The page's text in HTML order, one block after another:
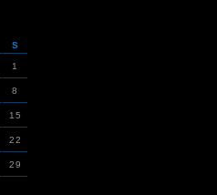
S
1
8
15
22
29